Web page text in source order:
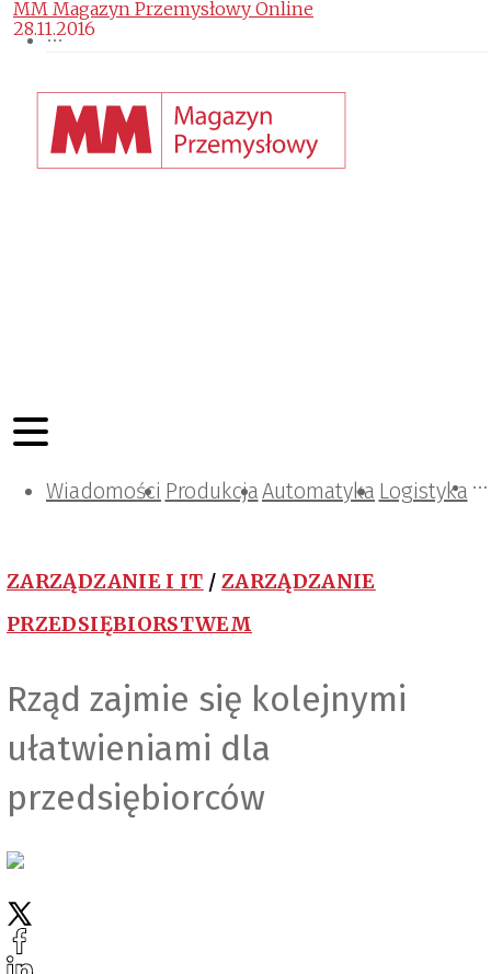
Wiadomości ProdukcjaAutomatyka Logistyka
Projektowanie i konstrukcje
Zarządzanie i IT
Tematy specjalne
ZARZĄDZANIE I IT / ZARZĄDZANIE
PRZEDSIĘBIORSTWEM
Rząd zajmie się kolejnymi
ułatwieniami dla
przedsiębiorców
MM Magazyn Przemysłowy Online
28.11.2016